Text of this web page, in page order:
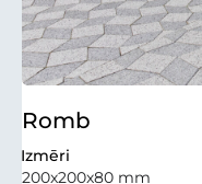
Romb
Izmēri
200x200x80 mm